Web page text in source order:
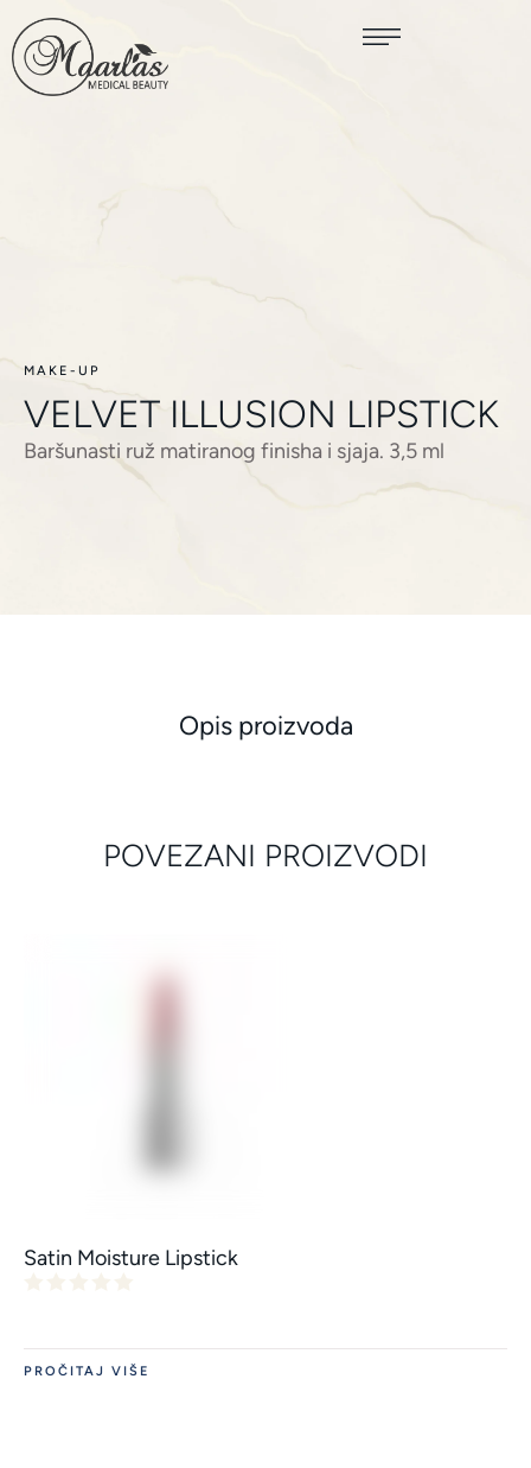
MAKE-UP
VELVET ILLUSION LIPSTICK
Baršunasti ruž matiranog finisha i sjaja. 3,5 ml
Opis proizvoda
POVEZANI PROIZVODI
Satin Moisture Lipstick
PROČITAJ VIŠE